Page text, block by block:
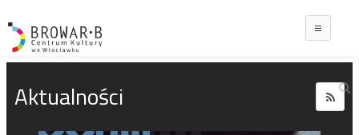
Aktualności